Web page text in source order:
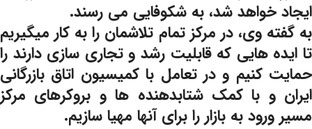
ایجاد خواهد شد، به شکوفایی می رسند.
به گفته وی، در مرکز تمام تلاشمان را به کار میگیریم
تا ایده هایی که قابلیت رشد و تجاری سازی دارند را
حمایت کنیم و در تعامل با کمیسیون اتاق بازرگانی
ایران و با کمک شتابدهنده ها و بروکرهای مرکز
مسیر ورود به بازار را برای آنها مهیا سازیم.